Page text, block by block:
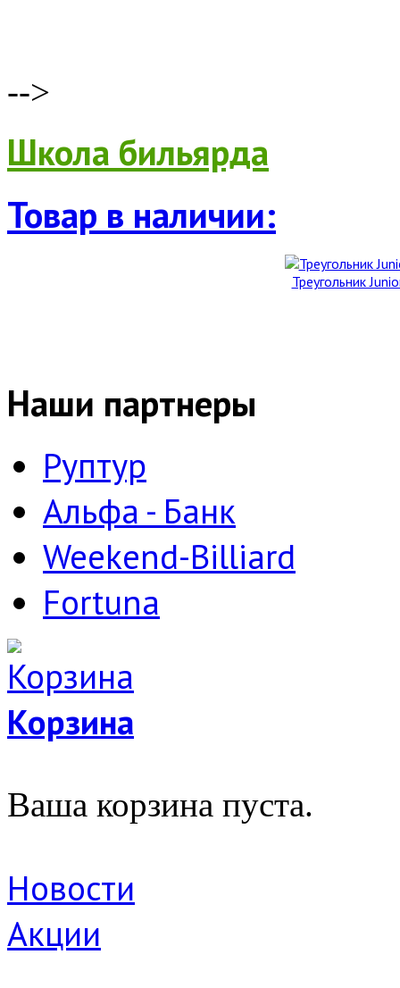
-->
Школа бильярда
Товар в наличии:
Треугольник
Наши партнеры
Руптур
Альфа - Банк
Weekend-Billiard
Fortuna
Корзина
Ваша корзина пуста.
Новости
Акции